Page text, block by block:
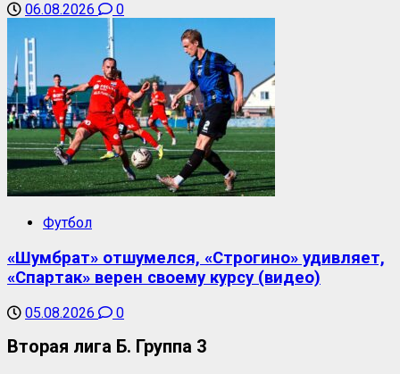
06.08.2026 0
Футбол
«Шумбрат» отшумелся, «Строгино» удивляет,
«Спартак» верен своему курсу (видео)
05.08.2026 0
Вторая лига Б. Группа 3